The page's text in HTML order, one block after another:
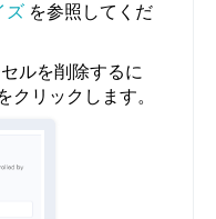
ズ を参照してくだ
ルを削除するに
クリックします。